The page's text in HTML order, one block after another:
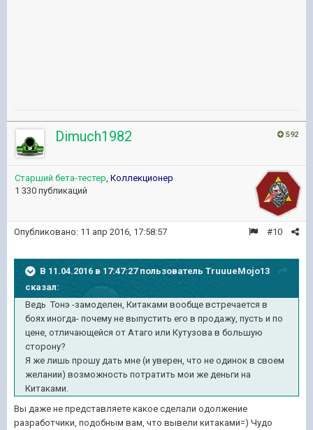
592
Dimuch1982
Старший бета-тестер Коллекционер
1 330 публикаций
#10
Опубликовано: 11 апр 2016, 17:58:57
В 11.04.2016 в 17:47:27 пользователь TruuueMojo13
сказал:
Ведь Тонэ -замоделен, Китаками вообще встречается в
боях иногда- почему не выпустить его в продажу, пусть и по
цене, отличающейся от Атаго или Кутузова в большую
сторону?
Я же лишь прошу дать мне (и уверен, что не одинок в своем
желании) возможность потратить мои же деньги на
Китаками.
Вы даже не представляете какое сделали одолжение
разработчики, подобным вам, что вывели китаками=) Чудо